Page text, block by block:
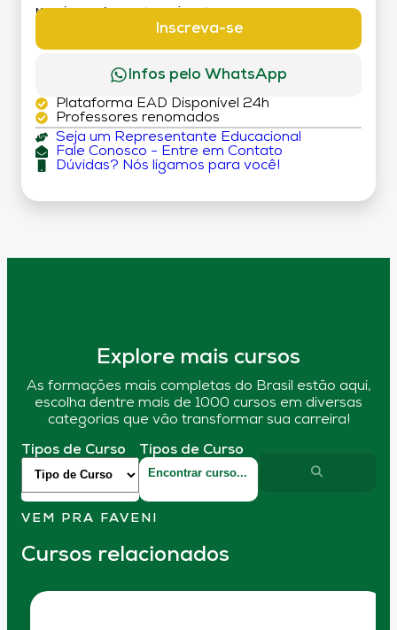
MATRÍCULA:
Inscreva-se
Infos pelo WhatsApp
Plataforma EAD Disponível 24h
Professores renomados
Seja um Representante Educacional
Fale Conosco - Entre em Contato
Dúvidas? Nós ligamos para você!
Explore mais cursos
As formações mais completas do Brasil estão aqui,
escolha dentre mais de 1000 cursos em diversas
categorias que vão transformar sua carreira!
Tipos de Curso Tipos de Curso
VEM PRA FAVENI
Cursos relacionados